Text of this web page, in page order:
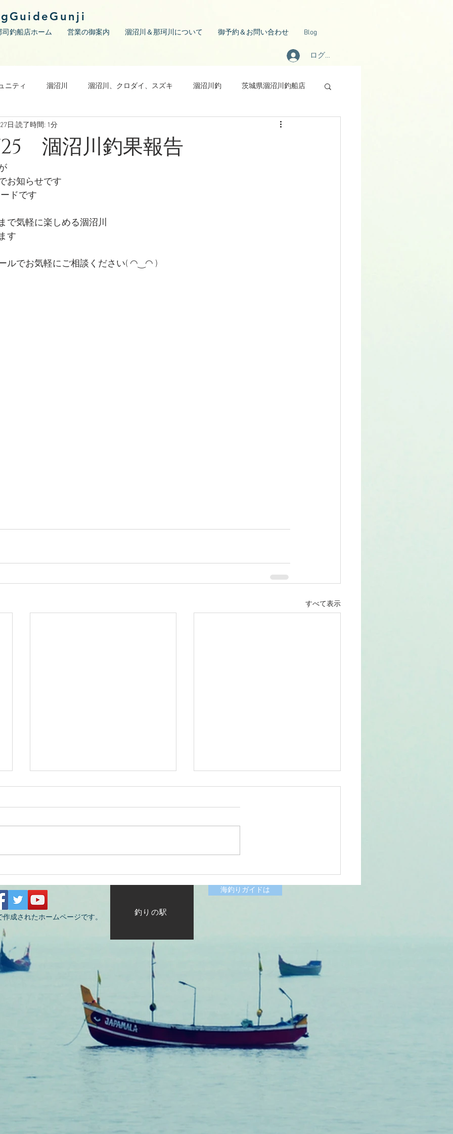
司釣船店ホーム 営業の御案内 涸沼川＆那珂川について 御予約＆お問い合わせ Blog
ログイン
ニティ 涸沼川 涸沼川、クロダイ、スズキ 涸沼川釣 茨城県涸沼川釣船店
涸沼川釣果報告
日 読了時間: 1分
お知らせです
ドです
で気軽に楽しめる涸沼川
す
ルでお気軽にご相談ください( ◠‿◠ )
すべて表示
2026/07/12涸沼川釣果報告
HugeKillerDr.K
2026/07/11涸沼川釣果報告
KIZ様
成されたホームページです。 釣りの駅
海釣りガイドは